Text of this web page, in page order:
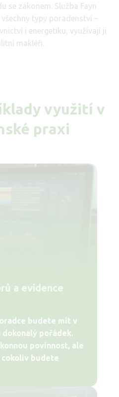
se zákonem. Služba Fayn
typy poradenství –
i energetiku, využívají ji
makléři.
využití v
praxi
a evidence
budete mít v
dokonalý pořádek.
povinnost, ale
cokoliv budete